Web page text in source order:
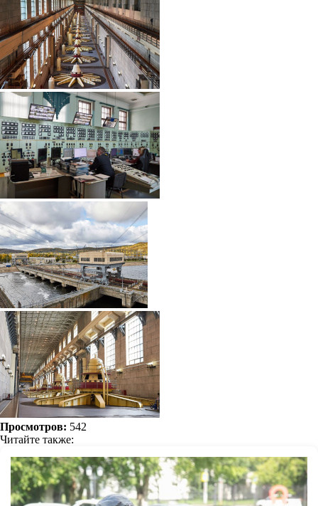
Просмотров: 542
Читайте также: